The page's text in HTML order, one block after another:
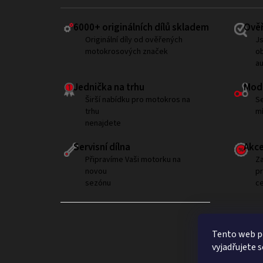
Tento web
vyjadřujete
6000+ ​originálních dílů skladem
Originální díly od ověřených
motokrosových značek
Jednička na trhu
Širší nabídku pro motokros na
trhu
nenajdete
Servisní dílna
Připravíme Vaši motorku na
novou
sezónu